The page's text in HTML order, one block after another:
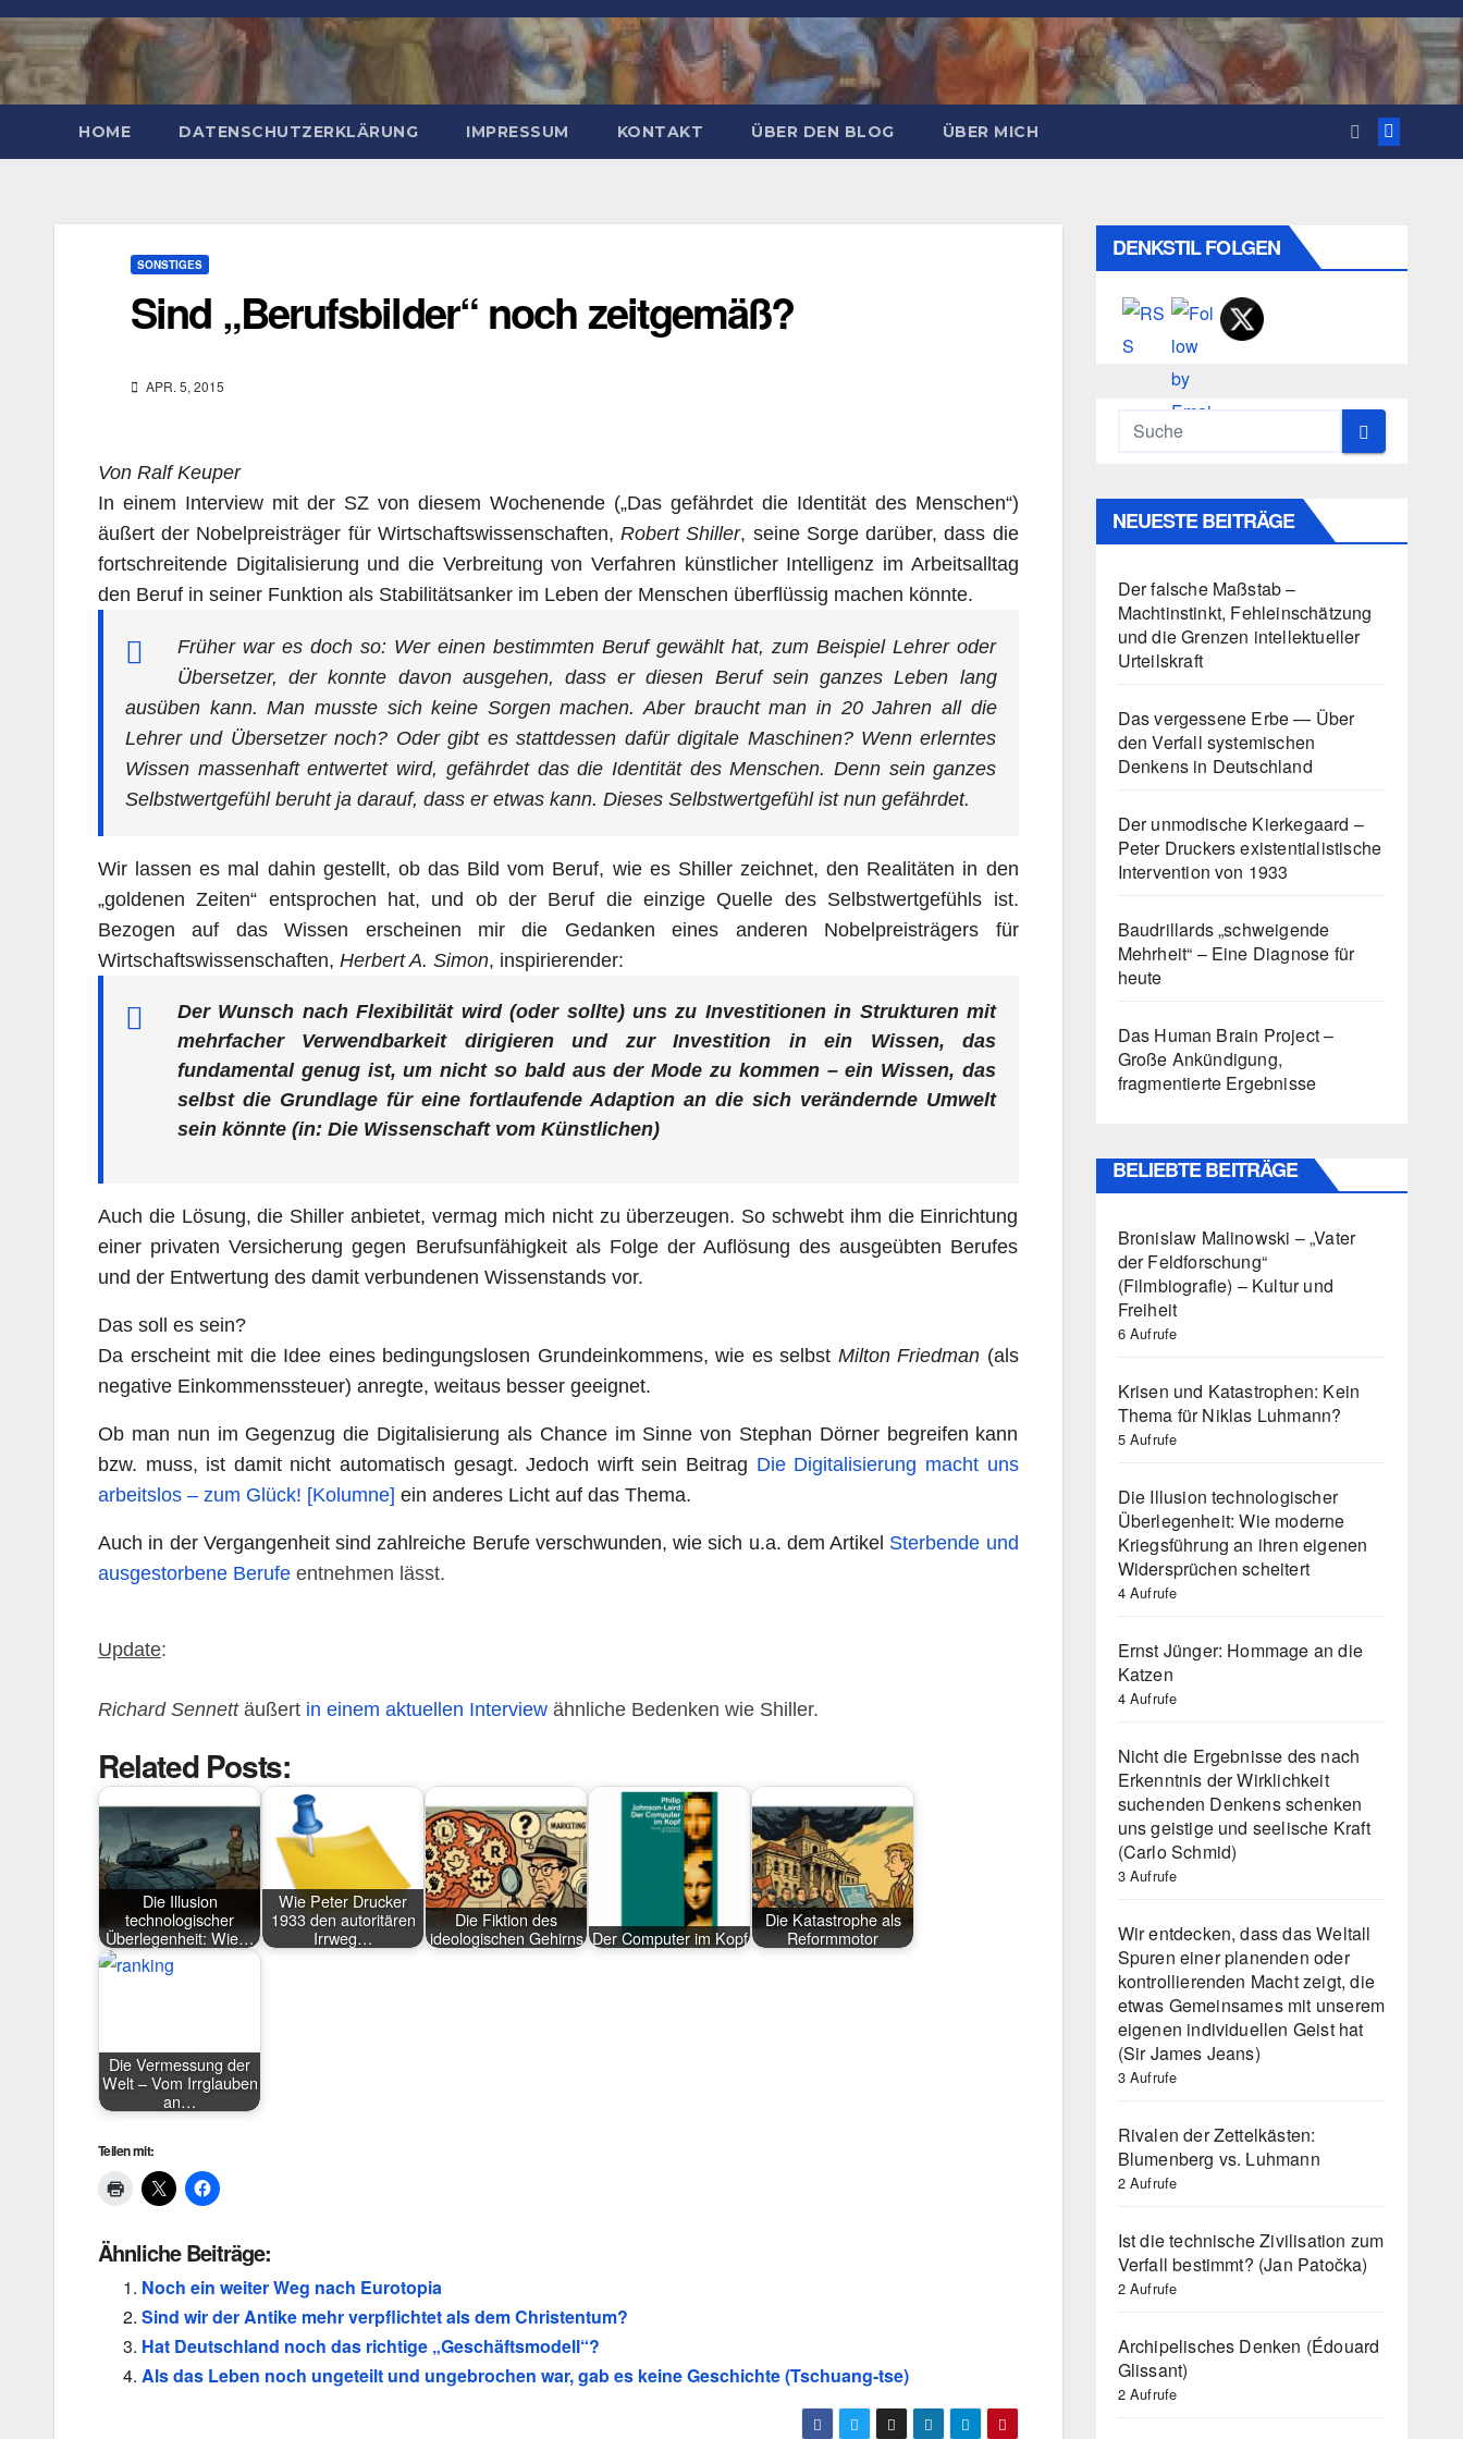
Zum
Inhalt
springen
HOME DATENSCHUTZERKLÄRUNG IMPRESSUM KONTAKT ÜBER DEN BLOG ÜBER MICH
SONSTIGES
Sind „Berufsbilder“ noch zeitgemäß?
APR. 5, 2015
Von Ralf Keuper
In einem Interview mit der SZ von diesem Wochenende („Das gefährdet die Identität des Menschen“)
äußert der Nobelpreisträger für Wirtschaftswissenschaften,Robert Shiller, seine Sorge darüber, dass die
fortschreitende Digitalisierung und die Verbreitung von Verfahren künstlicher Intelligenz im Arbeitsalltag
den Beruf in seiner Funktion als Stabilitätsanker im Leben der Menschen überflüssig machen könnte.
Früher war es doch so: Wer einen bestimmten Beruf gewählt hat, zum Beispiel Lehrer oder
Übersetzer, der konnte davon ausgehen, dass er diesen Beruf sein ganzes Leben lang
ausüben kann. Man musste sich keine Sorgen machen. Aber braucht man in 20 Jahren all die
Lehrer und Übersetzer noch? Oder gibt es stattdessen dafür digitale Maschinen? Wenn erlerntes
Wissen massenhaft entwertet wird, gefährdet das die Identität des Menschen. Denn sein ganzes
Selbstwertgefühl beruht ja darauf, dass er etwas kann. Dieses Selbstwertgefühl ist nun gefährdet.
Wir lassen es mal dahin gestellt, ob das Bild vom Beruf, wie es Shiller zeichnet, den Realitäten in den
„goldenen Zeiten“ entsprochen hat, und ob der Beruf die einzige Quelle des Selbstwertgefühls ist.
Bezogen auf das Wissen erscheinen mir die Gedanken eines anderen Nobelpreisträgers für
Wirtschaftswissenschaften, Herbert A. Simon, inspirierender:
Der Wunsch nach Flexibilität wird (oder sollte) uns zu Investitionen in Strukturen mit
mehrfacher Verwendbarkeit dirigieren und zur Investition in ein Wissen, das
fundamental genug ist, um nicht so bald aus der Mode zu kommen – ein Wissen, das
selbst die Grundlage für eine fortlaufende Adaption an die sich verändernde Umwelt
sein könnte (in: Die Wissenschaft vom Künstlichen)
Auch die Lösung, die Shiller anbietet, vermag mich nicht zu überzeugen. So schwebt ihm die Einrichtung
einer privaten Versicherung gegen Berufsunfähigkeit als Folge der Auflösung des ausgeübten Berufes
und der Entwertung des damit verbundenen Wissenstands vor.
Das soll es sein?
Da erscheint mit die Idee eines bedingungslosen Grundeinkommens, wie es selbst Milton Friedman (als
negative Einkommenssteuer) anregte, weitaus besser geeignet.
Ob man nun im Gegenzug die Digitalisierung als Chance im Sinne von Stephan Dörner begreifen kann
bzw. muss, ist damit nicht automatisch gesagt. Jedoch wirft sein Beitrag Die Digitalisierung macht uns
arbeitslos – zum Glück! [Kolumne] ein anderes Licht auf das Thema.
Auch in der Vergangenheit sind zahlreiche Berufe verschwunden, wie sich u.a. dem Artikel Sterbende und
ausgestorbene Berufe entnehmen l ässt.
Update:
Richard Sennettäußert in einem aktuellen Interview ähnliche Bedenken wie Shiller.
Related Posts:
Die Illusion
technologischer
Überlegenheit: Wie…
Wie Peter Drucker
1933 den autoritären
Irrweg…
Die Fiktion des
ideologischen Gehirns Der Computer im Kopf
Die Katastrophe als
Reformmotor
Die Vermessung der
Welt – Vom Irrglauben
an…
Teilen mit:
Ähnliche Beiträge:
Noch ein weiter Weg nach Eurotopia
Sind wir der Antike mehr verpflichtet als dem Christentum?
Hat Deutschland noch das richtige „Geschäftsmodell“?
Als das Leben noch ungeteilt und ungebrochen war, gab es keine Geschichte (Tschuang-tse)
DENKSTIL FOLGEN
NEUESTE BEITRÄGE
Der falsche Maßstab –
Machtinstinkt, Fehleinschätzung
und die Grenzen intellektueller
Urteilskraft
Das vergessene Erbe — Über
den Verfall systemischen
Denkens in Deutschland
Der unmodische Kierkegaard –
Peter Druckers existentialistische
Intervention von 1933
Baudrillards „schweigende
Mehrheit“ – Eine Diagnose für
heute
Das Human Brain Project –
Große Ankündigung,
fragmentierte Ergebnisse
BELIEBTE BEITRÄGE
Bronislaw Malinowski – „Vater
der Feldforschung“
(Filmbiografie) – Kultur und
Freiheit
6 Aufrufe
Krisen und Katastrophen: Kein
Thema für Niklas Luhmann?
5 Aufrufe
Die Illusion technologischer
Überlegenheit: Wie moderne
Kriegsführung an ihren eigenen
Widersprüchen scheitert
4 Aufrufe
Ernst Jünger: Hommage an die
Katzen
4 Aufrufe
Nicht die Ergebnisse des nach
Erkenntnis der Wirklichkeit
suchenden Denkens schenken
uns geistige und seelische Kraft
(Carlo Schmid)
3 Aufrufe
Wir entdecken, dass das Weltall
Spuren einer planenden oder
kontrollierenden Macht zeigt, die
etwas Gemeinsames mit unserem
eigenen individuellen Geist hat
(Sir James Jeans)
3 Aufrufe
Rivalen der Zettelkästen:
Blumenberg vs. Luhmann
2 Aufrufe
Ist die technische Zivilisation zum
Verfall bestimmt? (Jan Patočka)
2 Aufrufe
Archipelisches Denken (Édouard
Glissant)
2 Aufrufe